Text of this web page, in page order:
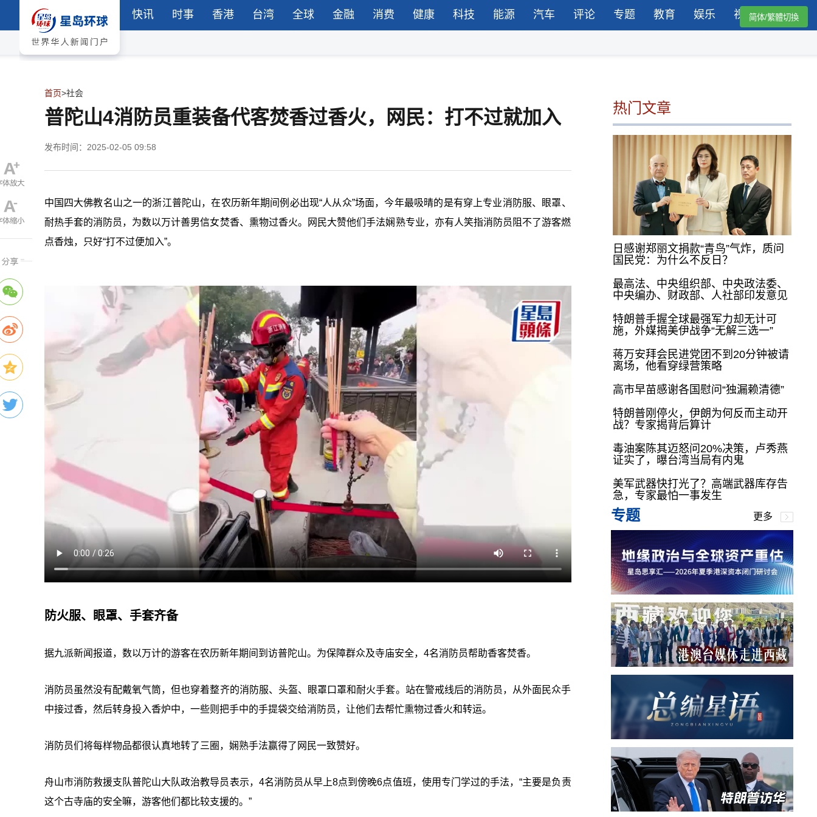
快讯 时事 香港 台湾 全球 金融 消费 健康 科技 能源 汽车 评论 专题 教育 娱乐 视频简体/繁體切換
首页>社会
普陀山4消防员重装备代客焚香过香火，网民：打不过就加入
发布时间：2025-02-05 09:58
中国四大佛教名山之一的浙江普陀山，在农历新年期间例必出现“人从众”场面，今年最吸晴的是有穿上专业消防服、眼罩、
耐热手套的消防员，为数以万计善男信女焚香、熏物过香火。网民大赞他们手法娴熟专业，亦有人笑指消防员阻不了游客燃
点香烛，只好“打不过便加入”。
防火服、眼罩、手套齐备
据九派新闻报道，数以万计的游客在农历新年期间到访普陀山。为保障群众及寺庙安全，4名消防员帮助香客焚香。
消防员虽然没有配戴氧气筒，但也穿着整齐的消防服、头盔、眼罩口罩和耐火手套。站在警戒线后的消防员，从外面民众手
中接过香，然后转身投入香炉中，一些则把手中的手提袋交给消防员，让他们去帮忙熏物过香火和转运。
消防员们将每样物品都很认真地转了三圈，娴熟手法赢得了网民一致赞好。
舟山市消防救援支队普陀山大队政治教导员表示，4名消防员从早上8点到傍晚6点值班，使用专门学过的手法，“主要是负责
这个古寺庙的安全嘛，游客他们都比较支援的。”
热门文章
日感谢郑丽文捐款“青鸟”气炸，质问
国民党：为什么不反日？
最高法、中央组织部、中央政法委、
中央编办、财政部、人社部印发意见
特朗普手握全球最强军力却无计可
施，外媒揭美伊战争“无解三选一”
蒋万安拜会民进党团不到20分钟被请
离场，他看穿绿营策略
高市早苗感谢各国慰问“独漏赖清德”
特朗普刚停火，伊朗为何反而主动开
战？专家揭背后算计
毒油案陈其迈怒问20%决策，卢秀燕
证实了，曝台湾当局有内鬼
美军武器快打光了？高端武器库存告
急，专家最怕一事发生
专题 更多